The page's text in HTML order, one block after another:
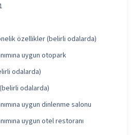
özellikler (belirli odalarda)
uygun otopark
odalarda)
odalarda)
uygun dinlenme salonu
uygun otel restoranı